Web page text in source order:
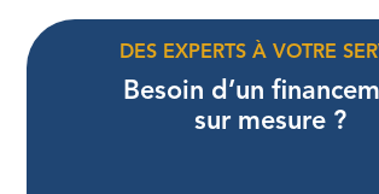
DES EXPERTS À VOTRE
Besoin d’un
sur mesure ?